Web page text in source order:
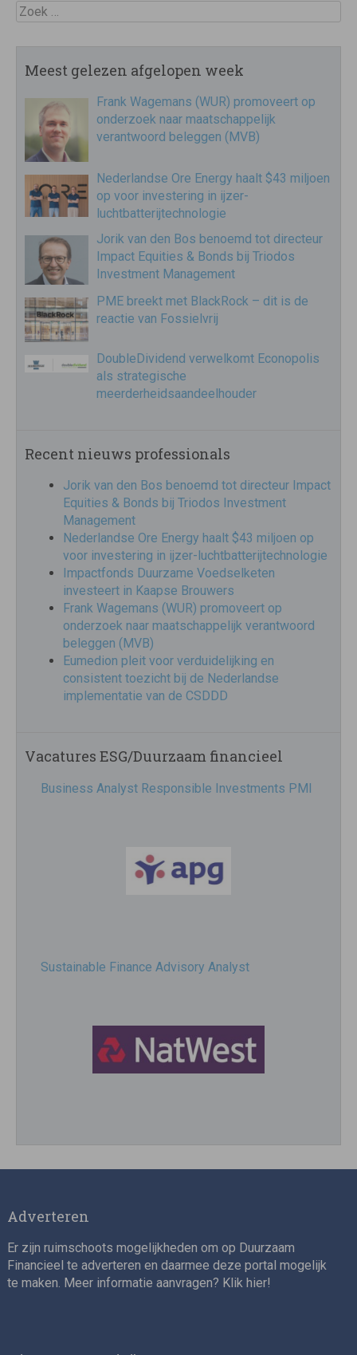
Zoek
Meest gelezen afgelopen week
Frank Wagemans (WUR) promoveert op
onderzoek naar maatschappelijk
verantwoord beleggen (MVB)
Nederlandse Ore Energy haalt $43 miljoen
op voor investering in ijzer-
luchtbatterijtechnologie
Jorik van den Bos benoemd tot directeur
Impact Equities & Bonds bij Triodos
Investment Management
PME breekt met BlackRock – dit is de
reactie van Fossielvrij
DoubleDividend verwelkomt Econopolis
als strategische
meerderheidsaandeelhouder
Recent nieuws professionals
Jorik van den Bos benoemd tot directeur Impact
Equities & Bonds bij Triodos Investment
Management
Nederlandse Ore Energy haalt $43 miljoen op
voor investering in ijzer-luchtbatterijtechnologie
Impactfonds Duurzame Voedselketen
investeert in Kaapse Brouwers
Frank Wagemans (WUR) promoveert op
onderzoek naar maatschappelijk verantwoord
beleggen (MVB)
Eumedion pleit voor verduidelijking en
consistent toezicht bij de Nederlandse
implementatie van de CSDDD
Vacatures ESG/Duurzaam financieel
Business Analyst Responsible Investments PMI
Sustainable Finance Advisory Analyst
Director, Impact Investing
Adverteren
Er zijn ruimschoots mogelijkheden om op Duurzaam
Financieel te adverteren en daarmee deze portal mogelijk
te maken. Meer informatie aanvragen? Klik hier!